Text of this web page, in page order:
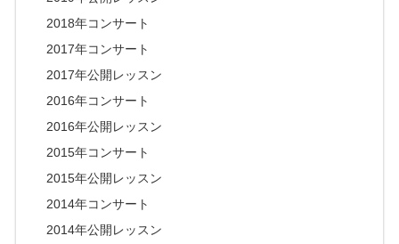
2018年コンサート
2017年コンサート
2017年公開レッスン
2016年コンサート
2016年公開レッスン
2015年コンサート
2015年公開レッスン
2014年コンサート
2014年公開レッスン